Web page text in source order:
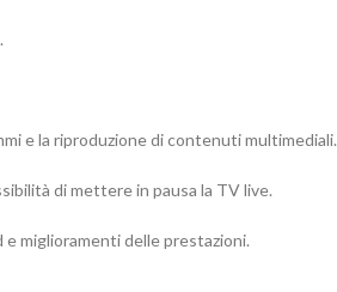
e la riproduzione di contenuti multimediali.
di mettere in pausa la TV live.
miglioramenti delle prestazioni.